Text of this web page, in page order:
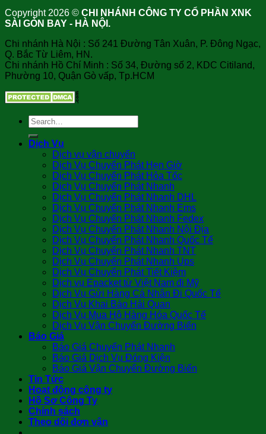
Copyright 2026 © CHI NHÁNH CÔNG TY CỔ PHẦN XNK
SÀI GÒN BAY - HÀ NỘI.
Chi nhánh Hà Nội : Số 241 Đường Tân Xuân, P. Đông Ngạc,
Q. Bắc Từ Liêm, HN.
Chi nhánh Hồ Chí Minh : Số 34, Đường số 2, KDC Citiland,
Phường 10, Quận Gò vấp, Tp.HCM
Dịch Vụ
Dịch vụ vận chuyển
Dịch Vụ Chuyển Phát Hẹn Giờ
Dịch Vụ Chuyển Phát Hỏa Tốc
Dịch Vụ Chuyển Phát Nhanh
Dịch Vụ Chuyển Phát Nhanh DHL
Dịch Vụ Chuyển Phát Nhanh Ems
Dịch Vụ Chuyển Phát Nhanh Fedex
Dịch Vụ Chuyển Phát Nhanh Nội Địa
Dịch Vụ Chuyển Phát Nhanh Quốc Tế
Dịch Vụ Chuyển Phát Nhanh TNT
Dịch Vụ Chuyển Phát Nhanh Ups
Dịch Vụ Chuyển Phát Tiết Kiệm
Dịch vụ Epacket từ Việt Nam đi Mỹ
Dịch Vụ Gửi Hàng Cá Nhân Đi Quốc Tế
Dịch Vụ Khai Báo Hải Quan
Dịch Vụ Mua Hộ Hàng Hóa Quốc Tế
Dịch Vụ Vận Chuyển Đường Biển
Báo Giá
Báo Giá Chuyển Phát Nhanh
Báo Giá Dịch Vụ Đóng Kiện
Báo Giá Vận Chuyển Đường Biển
Tin Tức
Hoạt động công ty
Hồ Sơ Công Ty
Chính sách
Theo dõi đơn vận